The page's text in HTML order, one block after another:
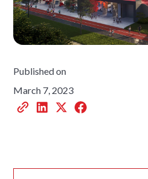
Published on
March 7, 2023